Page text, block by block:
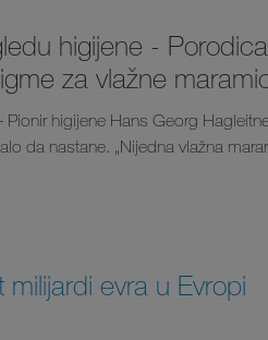
higijene -
za vlažne
higijene Hans Georg
da nastane. „Nijedna vlažna
evra u Evropi